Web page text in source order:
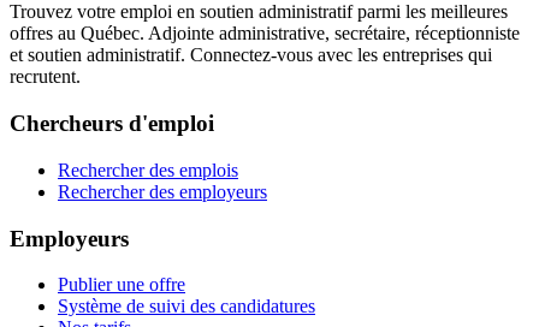
Trouvez votre emploi en soutien administratif parmi les meilleures
offres au Québec. Adjointe administrative, secrétaire, réceptionniste
et soutien administratif. Connectez-vous avec les entreprises qui
recrutent.
Chercheurs d'emploi
Rechercher des emplois
Rechercher des employeurs
Employeurs
Publier une offre
Système de suivi des candidatures